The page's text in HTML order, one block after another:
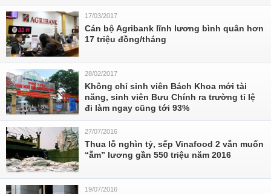
17/03/2017
Cán bộ Agribank lĩnh lương bình quân hơn
17 triệu đồng/tháng
28/02/2017
Không chỉ sinh viên Bách Khoa mới tài
năng, sinh viên Bưu Chính ra trường tỉ lệ
đi làm ngay cũng tới 93%
27/07/2016
Thua lỗ nghìn tỷ, sếp Vinafood 2 vẫn muốn
“ẵm” lương gần 550 triệu năm 2016
19/07/2016